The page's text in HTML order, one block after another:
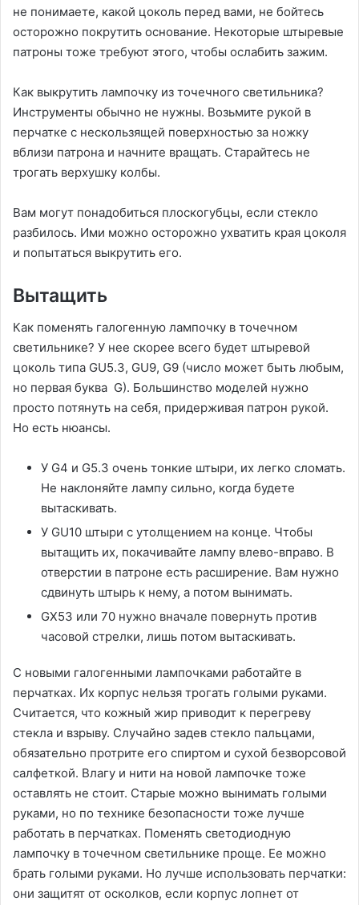
не понимаете, какой цоколь перед вами, не бойтесь
осторожно покрутить основание. Некоторые штыревые
патроны тоже требуют этого, чтобы ослабить зажим.
Как выкрутить лампочку из точечного светильника?
Инструменты обычно не нужны. Возьмите рукой в
перчатке с нескользящей поверхностью за ножку
вблизи патрона и начните вращать. Старайтесь не
трогать верхушку колбы.
Вам могут понадобиться плоскогубцы, если стекло
разбилось. Ими можно осторожно ухватить края цоколя
и попытаться выкрутить его.
Вытащить
Как поменять галогенную лампочку в точечном
светильнике? У нее скорее всего будет штыревой
цоколь типа GU5.3, GU9, G9 (число может быть любым,
но первая буква G). Большинство моделей нужно
просто потянуть на себя, придерживая патрон рукой.
Но есть нюансы.
У G4 и G5.3 очень тонкие штыри, их легко сломать.
Не наклоняйте лампу сильно, когда будете
вытаскивать.
У GU10 штыри с утолщением на конце. Чтобы
вытащить их, покачивайте лампу влево-вправо. В
отверстии в патроне есть расширение. Вам нужно
сдвинуть штырь к нему, а потом вынимать.
GX53 или 70 нужно вначале повернуть против
часовой стрелки, лишь потом вытаскивать.
С новыми галогенными лампочками работайте в
перчатках. Их корпус нельзя трогать голыми руками.
Считается, что кожный жир приводит к перегреву
стекла и взрыву. Случайно задев стекло пальцами,
обязательно протрите его спиртом и сухой безворсовой
салфеткой. Влагу и нити на новой лампочке тоже
оставлять не стоит. Старые можно вынимать голыми
руками, но по технике безопасности тоже лучше
работать в перчатках. Поменять светодиодную
лампочку в точечном светильнике проще. Ее можно
брать голыми руками. Но лучше использовать перчатки:
они защитят от осколков, если корпус лопнет от